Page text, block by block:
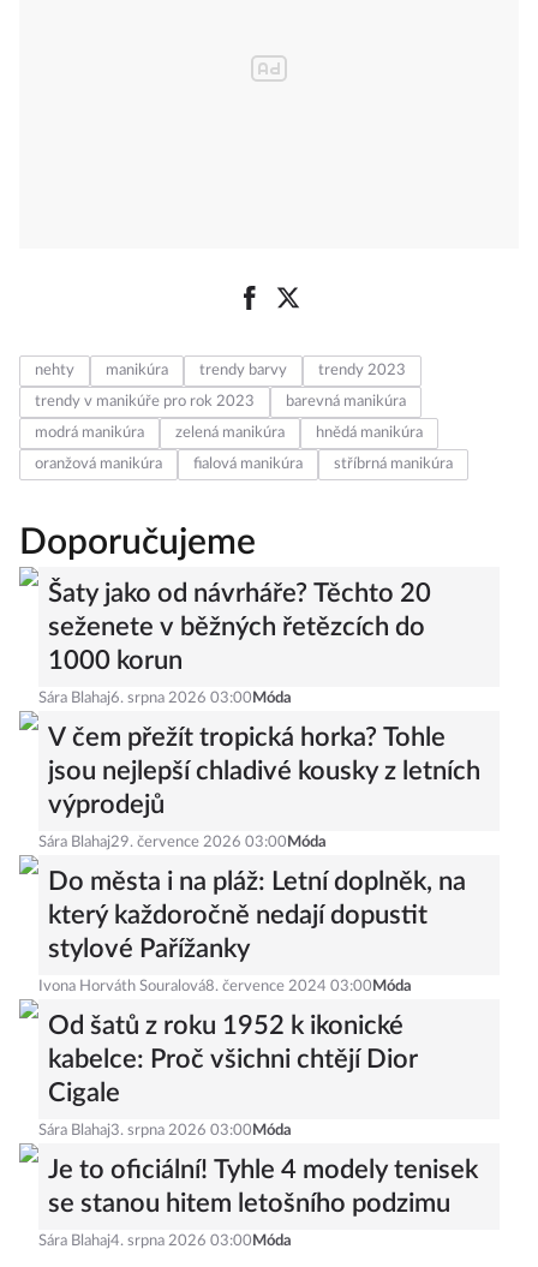
nehty manikúra trendy barvy
trendy 2023
trendy v manikúře pro rok 2023
barevná manikúra
modrá manikúra
zelená manikúra
hnědá manikúra
oranžová manikúra
fialová manikúra stříbrná manikúra
Doporučujeme
Šaty jako od návrháře? Těchto 20
seženete v běžných řetězcích do
1000 korun
Sára Blahaj6. srpna 2026 03:00 Móda
V čem přežít tropická horka? Tohle
jsou nejlepší chladivé kousky z letních
výprodejů
Sára Blahaj29. července 2026 03:00 Móda
Do města i na pláž: Letní doplněk, na
který každoročně nedají dopustit
stylové Pařížanky
Ivona Horváth Souralová8. července 2024 03:00 Móda
Od šatů z roku 1952 k ikonické
kabelce: Proč všichni chtějí Dior
Cigale
Sára Blahaj3. srpna 2026 03:00 Móda
Je to oficiální! Tyhle 4 modely tenisek
se stanou hitem letošního podzimu
Sára Blahaj4. srpna 2026 03:00 Móda